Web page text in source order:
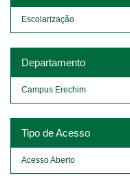
Escolarização
Departamento
Campus Erechim
Tipo de Acesso
Acesso Aberto